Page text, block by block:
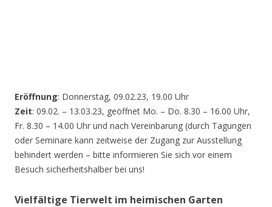
Eröffnung: Donnerstag, 09.02.23, 19.00 Uhr
Zeit: 09.02. – 13.03.23, geöffnet Mo. – Do. 8.30 – 16.00 Uhr,
Fr. 8.30 – 14.00 Uhr und nach Vereinbarung (durch Tagungen
oder Seminare kann zeitweise der Zugang zur Ausstellung
behindert werden – bitte informieren Sie sich vor einem
Besuch sicherheitshalber bei uns!
Vielfältige Tierwelt im heimischen Garten